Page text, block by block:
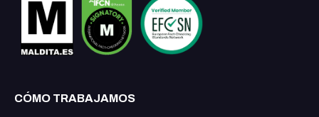
CÓMO TRABAJAMOS